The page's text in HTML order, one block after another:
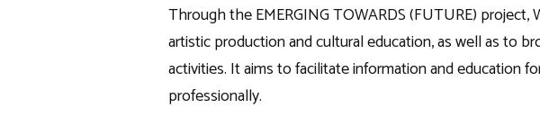
Through the EMERGING TOWARDS (FUTURE)
artistic production and cultural education, as well as to
activities. It aims to facilitate information and education
professionally.